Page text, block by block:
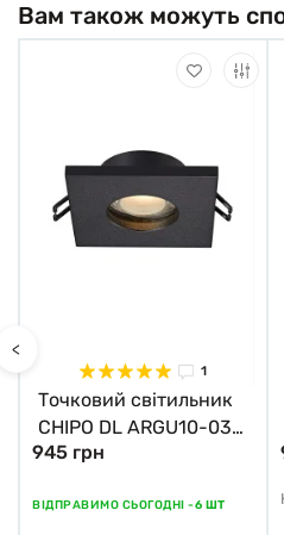
Вам також можуть
<
1
Точковий світильник
CHIPO DL ARGU10-032
Zuma Line
945 грн
ВІДПРАВИМО СЬОГОДНІ -6 ШТ